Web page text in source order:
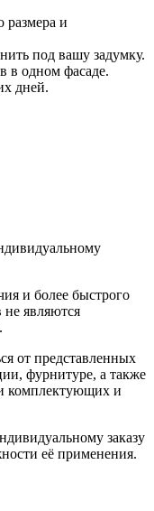
размера и
под вашу задумку.
в одном фасаде.
дней.
и более быстрого
не являются
от представленных
фурнитуре, а также
комплектующих и
заказу
её применения.